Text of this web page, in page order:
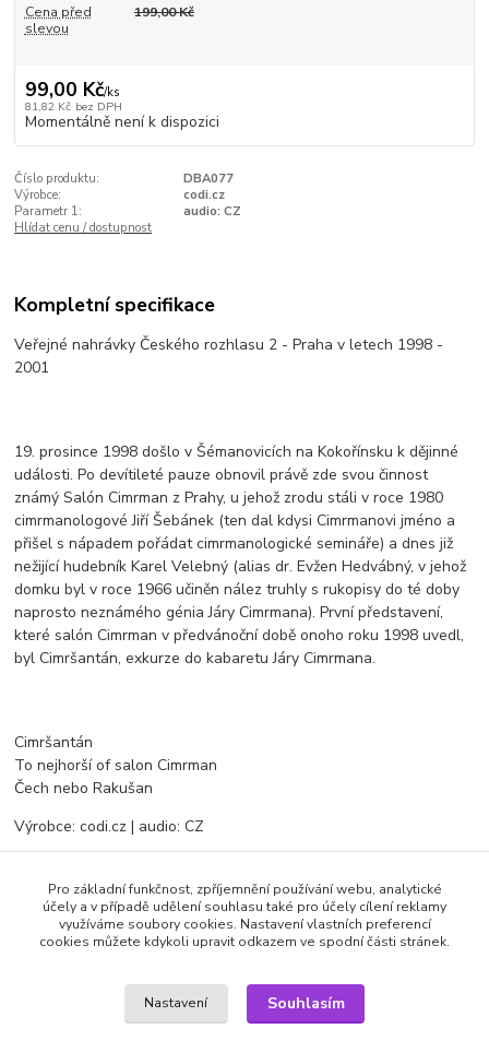
Cena před
slevou
199,00 Kč
99,00 Kč/ks
81,82 Kč bez DPH
Momentálně není k dispozici
Číslo produktu:
DBA077
Výrobce:
codi.cz
Parametr 1:
audio: CZ
Hlídat cenu / dostupnost
Kompletní specifikace
Veřejné nahrávky Českého rozhlasu 2 - Praha v letech 1998 -
2001
19. prosince 1998 došlo v Šémanovicích na Kokořínsku k dějinné
události. Po devítileté pauze obnovil právě zde svou činnost
známý Salón Cimrman z Prahy, u jehož zrodu stáli v roce 1980
cimrmanologové Jiří Šebánek (ten dal kdysi Cimrmanovi jméno a
přišel s nápadem pořádat cimrmanologické semináře) a dnes již
nežijící hudebník Karel Velebný (alias dr. Evžen Hedvábný, v jehož
domku byl v roce 1966 učiněn nález truhly s rukopisy do té doby
naprosto neznámého génia Járy Cimrmana). První představení,
které salón Cimrman v předvánoční době onoho roku 1998 uvedl,
byl Cimršantán, exkurze do kabaretu Járy Cimrmana.
Cimršantán
To nejhorší of salon Cimrman
Čech nebo Rakušan
Výrobce: codi.cz | audio: CZ
Zboží zařazeno v kategoriích
CD AUDIO
Mluvené slovo
Pro základní funkčnost, zpříjemnění používání webu, analytické
účely a v případě udělení souhlasu také pro účely cílení reklamy
využíváme soubory cookies. Nastavení vlastních preferencí
cookies můžete kdykoli upravit odkazem ve spodní části stránek.
Nastavení Souhlasím